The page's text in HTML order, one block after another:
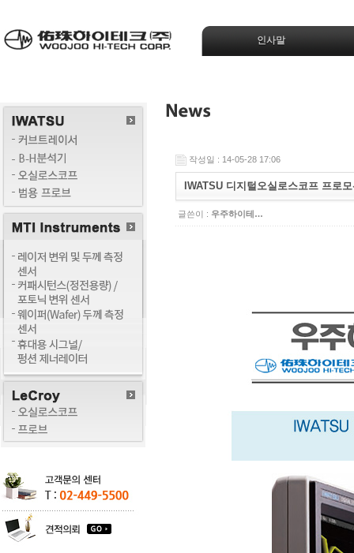
인사말
작성일 : 14-05-28 17:06
IWATSU 디지털오실로스코프 프로
글쓴이 : 우주하이테…